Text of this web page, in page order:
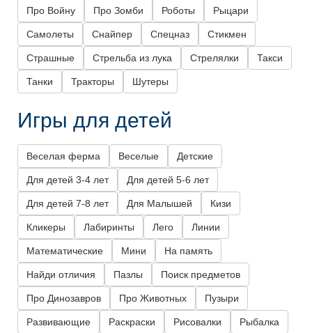
Про Войну Про Зомби Роботы Рыцари
Самолеты Снайпер Спецназ Стикмен
Страшные Стрельба из лука Стрелялки Такси
Танки Тракторы Шутеры
Игры для детей
Веселая ферма Веселые Детские
Для детей 3-4 лет Для детей 5-6 лет
Для детей 7-8 лет Для Малышей Кизи
Кликеры Лабиринты Лего Линии
Математические Мини На память
Найди отличия Пазлы Поиск предметов
Про Динозавров Про Животных Пузыри
Развивающие Раскраски Рисовалки Рыбалка